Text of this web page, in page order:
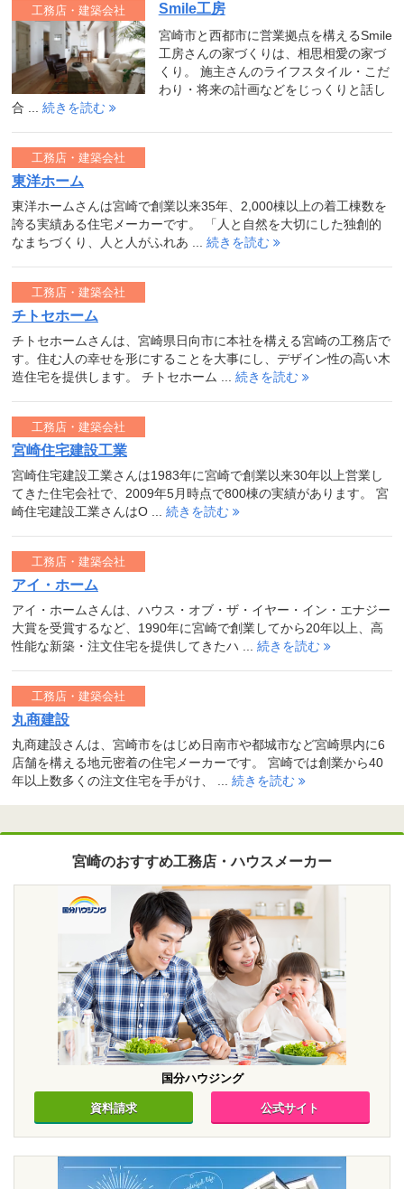
Smile工房
宮崎市と西都市に営業拠点を構えるSmile
工房さんの家づくりは、相思相愛の家づ
くり。 施主さんのライフスタイル・こだ
わり・将来の計画などをじっくりと話し
合 ... 続きを読む
工務店・建築会社
東洋ホーム
東洋ホームさんは宮崎で創業以来35年、2,000棟以上の着工棟数を
誇る実績ある住宅メーカーです。 「人と自然を大切にした独創的
なまちづくり、人と人がふれあ ... 続きを読む
工務店・建築会社
チトセホーム
チトセホームさんは、宮崎県日向市に本社を構える宮崎の工務店で
す。住む人の幸せを形にすることを大事にし、デザイン性の高い木
造住宅を提供します。 チトセホーム ... 続きを読む
工務店・建築会社
宮崎住宅建設工業
宮崎住宅建設工業さんは1983年に宮崎で創業以来30年以上営業し
てきた住宅会社で、2009年5月時点で800棟の実績があります。 宮
崎住宅建設工業さんはO ... 続きを読む
工務店・建築会社
アイ・ホーム
アイ・ホームさんは、ハウス・オブ・ザ・イヤー・イン・エナジー
大賞を受賞するなど、1990年に宮崎で創業してから20年以上、高
性能な新築・注文住宅を提供してきたハ ... 続きを読む
工務店・建築会社
丸商建設
丸商建設さんは、宮崎市をはじめ日南市や都城市など宮崎県内に6
店舗を構える地元密着の住宅メーカーです。 宮崎では創業から40
年以上数多くの注文住宅を手がけ、 ... 続きを読む
工務店・建築会社
宮崎のおすすめ工務店・ハウスメーカー
国分ハウジング
資料請求 公式サイト